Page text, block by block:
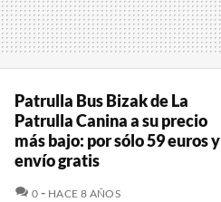
Patrulla Bus Bizak de La
Patrulla Canina a su precio
más bajo: por sólo 59 euros y
envío gratis
0 COMENTARIOS
HACE 8 AÑOS